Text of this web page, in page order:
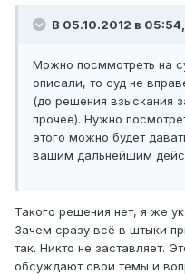
В 05.10.2012 в
Можно посммотреть на
описали, то суд не
(до решения взыскания
прочее). Нужно
этого можно будет
вашим дальнейшим
Такого решения нет, я же
Зачем сразу всё в штыки
так. Никто не заставляет.
обсуждают свои темы и